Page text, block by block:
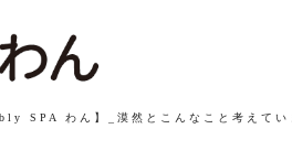
SPA わん】_漠然とこんなこと考えてい